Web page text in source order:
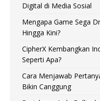
Digital di Media Sosial
Mengapa Game Sega
Hingga Kini?
CipherX Kembangkan
Seperti Apa?
Cara Menjawab
Bikin Canggung